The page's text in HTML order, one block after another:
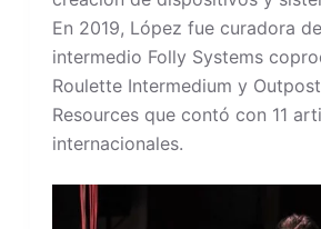
En 2019, López fue curadora
intermedio Folly Systems
Roulette Intermedium y
Resources que contó con 11
internacionales.